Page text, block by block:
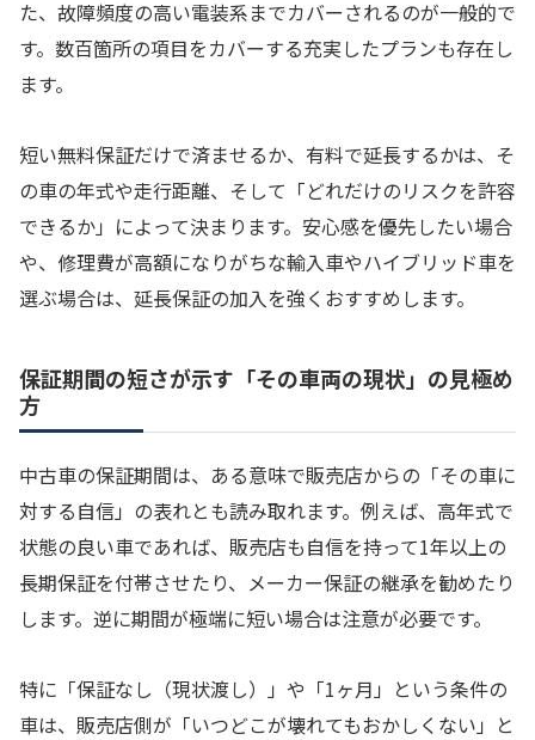
た、故障頻度の高い電装系までカバーされるのが一般的で
す。数百箇所の項目をカバーする充実したプランも存在し
ます。
短い無料保証だけで済ませるか、有料で延長するかは、そ
の車の年式や走行距離、そして「どれだけのリスクを許容
できるか」によって決まります。安心感を優先したい場合
や、修理費が高額になりがちな輸入車やハイブリッド車を
選ぶ場合は、延長保証の加入を強くおすすめします。
保証期間の短さが示す「その車両の現状」の見極め
方
中古車の保証期間は、ある意味で販売店からの「その車に
対する自信」の表れとも読み取れます。例えば、高年式で
状態の良い車であれば、販売店も自信を持って1年以上の
長期保証を付帯させたり、メーカー保証の継承を勧めたり
します。逆に期間が極端に短い場合は注意が必要です。
特に「保証なし（現状渡し）」や「1ヶ月」という条件の
車は、販売店側が「いつどこが壊れてもおかしくない」と